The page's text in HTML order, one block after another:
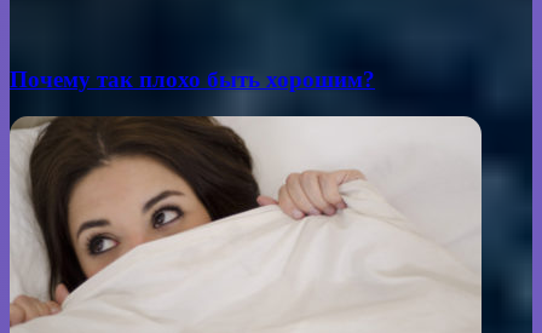
Почему так плохо быть хорошим?